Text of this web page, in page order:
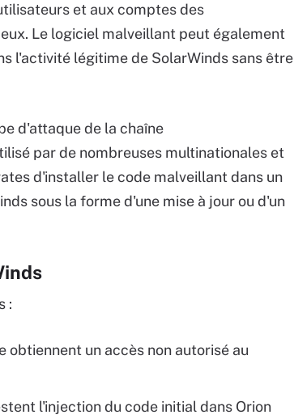
et aux comptes des
Le logiciel malveillant peut également
l'activité légitime de SolarWinds sans être
d'attaque de la chaîne
par de nombreuses multinationales et
d'installer le code malveillant dans un
sous la forme d'une mise à jour ou d'un
:
obtiennent un accès non autorisé au
l'injection du code initial dans Orion